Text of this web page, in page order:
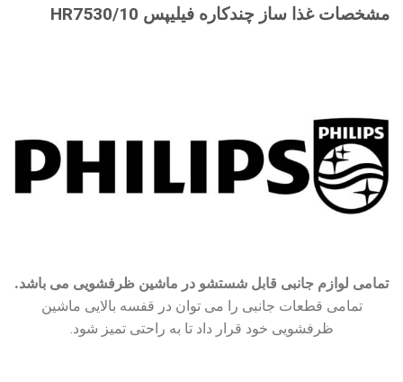
مشخصات غذا ساز چندکاره فیلیپس 10/HR7530
تمامی لوازم جانبی قابل شستشو در ماشین ظرفشویی می باشد.
تمامی قطعات جانبی را می توان در قفسه بالایی ماشین
ظرفشویی خود قرار داد تا به راحتی تمیز شود.